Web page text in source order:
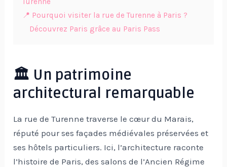
📍 Pourquoi visiter la rue de Turenne à Paris ?
Découvrez Paris grâce au Paris Pass
🏛️ Un patrimoine
architectural remarquable
La rue de Turenne traverse le cœur du Marais,
réputé pour ses façades médiévales préservées et
ses hôtels particuliers. Ici, l’architecture raconte
l’histoire de Paris, des salons de l’Ancien Régime